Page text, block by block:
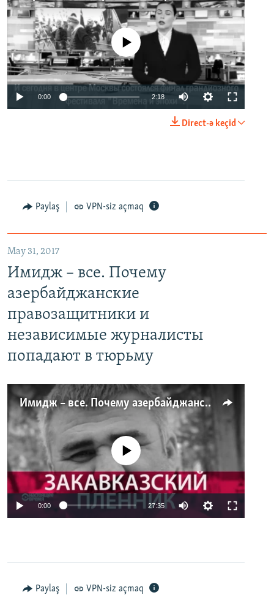
No media source currently available
0:00 2:18
Direct-ə keçid
Paylaş VPN-siz açmaq
May 31, 2017
Имидж – все. Почему
азербайджанские
правозащитники и
независимые журналисты
попадают в тюрьму
Имидж – все. Почему азербайджанские правозащитники и независимые журналисты попадают в тюрьму
No media source currently available
0:00 27:35
Paylaş VPN-siz açmaq